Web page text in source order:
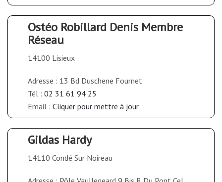
Ostéo Robillard Denis Membre
Réseau
14100 Lisieux
Adresse : 13 Bd Duschene Fournet
Tél : 02 31 61 94 25
Email : Cliquer pour mettre à jour
Gildas Hardy
14110 Condé Sur Noireau